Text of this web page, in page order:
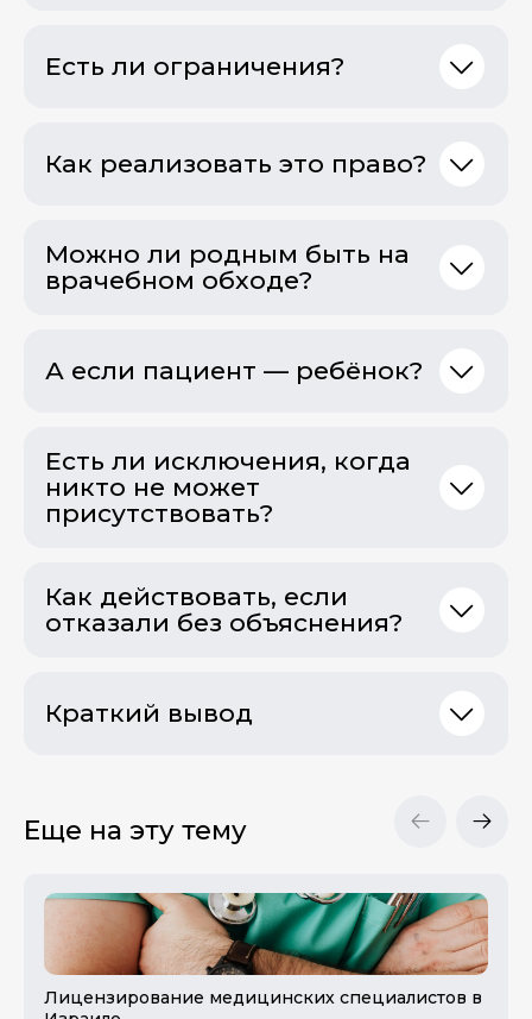
Есть ли ограничения?
Как реализовать это право?
Можно ли родным быть на
врачебном обходе?
А если пациент — ребёнок?
Есть ли исключения, когда
никто не может
присутствовать?
Как действовать, если
отказали без объяснения?
Краткий вывод
Еще на эту тему
Лицензирование медицинских специалистов в